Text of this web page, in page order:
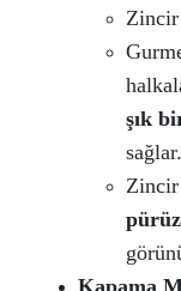
şık
sağlar.